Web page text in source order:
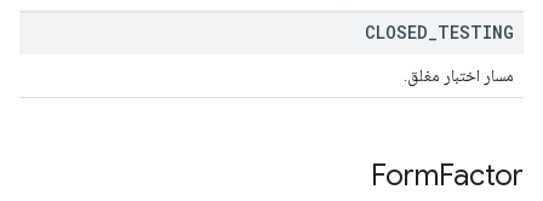
CLOSED TESTING
مسار اختبار مغلق.
FormFactor